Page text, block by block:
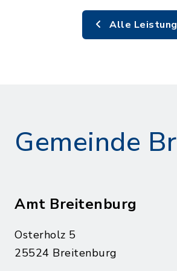
Alle
Gemeinde
Amt Breitenburg
Osterholz 5
25524 Breitenburg